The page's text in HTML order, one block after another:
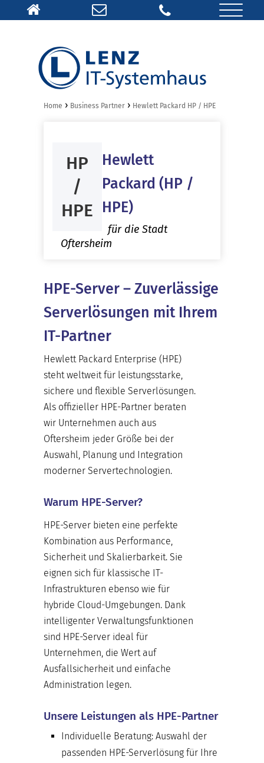
Home › Business Partner › Hewlett Packard HP / HPE
HP
/
HPE
Hewlett
Packard (HP /
HPE)
für die Stadt
Oftersheim
HPE-Server – Zuverlässige
Serverlösungen mit Ihrem
IT-Partner
Hewlett Packard Enterprise (HPE)
steht weltweit für leistungsstarke,
sichere und flexible Serverlösungen.
Als offizieller HPE-Partner beraten
wir Unternehmen auch aus
Oftersheim jeder Größe bei der
Auswahl, Planung und Integration
moderner Servertechnologien.
Warum HPE-Server?
HPE-Server bieten eine perfekte
Kombination aus Performance,
Sicherheit und Skalierbarkeit. Sie
eignen sich für klassische IT-
Infrastrukturen ebenso wie für
hybride Cloud-Umgebungen. Dank
intelligenter Verwaltungsfunktionen
sind HPE-Server ideal für
Unternehmen, die Wert auf
Ausfallsicherheit und einfache
Administration legen.
Unsere Leistungen als HPE-Partner
Individuelle Beratung: Auswahl der
passenden HPE-Serverlösung für Ihre